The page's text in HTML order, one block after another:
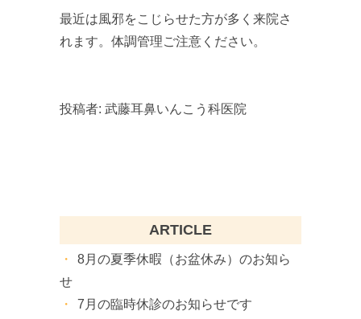
最近は風邪をこじらせた方が多く来院さ
れます。体調管理ご注意ください。
投稿者: 武藤耳鼻いんこう科医院
ARTICLE
8月の夏季休暇（お盆休み）のお知ら
せ
7月の臨時休診のお知らせです